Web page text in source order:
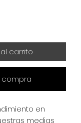
carrito
compra
en
medias